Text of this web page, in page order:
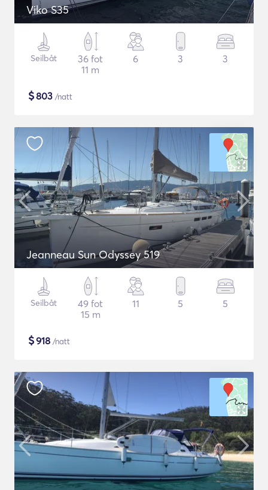
Viko S35
Seilbåt
36 fot
11 m
6 3 3
$803 /natt
Jeanneau Sun Odyssey 519
Seilbåt
49 fot
15 m
11 5 5
$918 /natt